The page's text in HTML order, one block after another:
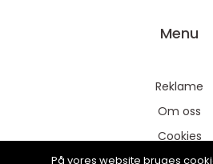
Menu
Reklame
Om oss
Cookies
På vores website bruges